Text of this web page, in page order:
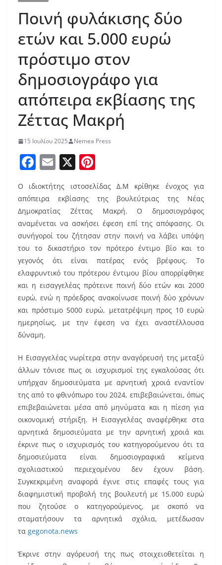
Ποινή φυλάκισης δύο
ετών και 5.000 ευρώ
πρόστιμο στον
δημοσιογράφο για
απόπειρα εκβίασης της
Ζέττας Μακρή
15 Ιουλίου 2025 Nemea Press
F
c
e
b
o
o
k
E
ai
l
X
nt
er
e
st
Ο ιδιοκτήτης ιστοσελίδας Δ.Μ κρίθηκε ένοχος για
απόπειρα εκβίασης της βουλεύτριας της Νέας
Δημοκρατίας Ζέττας Μακρή. Ο δημοσιογράφος
αναμένεται να ασκήσει έφεση επί της απόφασης. Οι
συνήγοροί του ζήτησαν στην ποινή να λάβει υπόψη
του το δικαστήριο τον πρότερο έντιμο βίο και το
γεγονός ότι είναι πατέρας ενός βρέφους. Το
ελαφρυντικό του πρότερου έντιμου βίου απορρίφθηκε
και η εισαγγελέας πρότεινε ποινή δύο ετών και 2000
ευρώ, ενώ η πρόεδρος ανακοίνωσε ποινή δύο χρόνων
και πρόστιμο 5000 ευρώ, μετατρέψιμη προς 10 ευρώ
ημερησίως, με την έφεση να έχει αναστέλλουσα
δύναμη.
Η Εισαγγελέας νωρίτερα στην αναγόρευσή της μεταξύ
άλλων τόνισε πως οι ισχυρισμοί της εγκαλούσας ότι
υπήρχαν δημοσιεύματα με αρνητική χροιά εναντίον
της από το φθινόπωρο του 2024, επιβεβαιώνεται, όπως
επιβεβαιώνεται μέσα από μηνύματα και η πίεση για
οικονομική στήριξη. Η Εισαγγελέας αναφέρθηκε στα
αρνητικά δημοσιεύματα με την αρνητική χροιά και
έκρινε πως ο ισχυρισμός του κατηγορούμενου ότι τα
δημοσιεύματα είναι δημοσιογραφικά κείμενα
σχολιαστικού περιεχομένου δεν έχουν βάση.
Συγκεκριμένη αναφορά έγινε στις επαφές τους για
διαφημιστική προβολή της βουλευτή με 15.000 ευρώ
που ζητούσε ο κατηγορούμενος, με σκοπό να
σταματήσουν τα αρνητικά σχόλια, μετέδωσαν
τα gegonota.news
Έκρινε στην αγόρευσή της πως στοιχειοθετείται η